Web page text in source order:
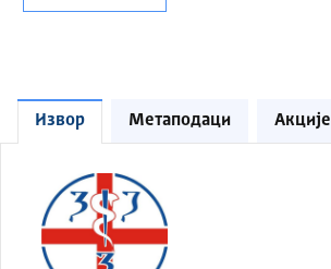
Извор Метаподаци Акције